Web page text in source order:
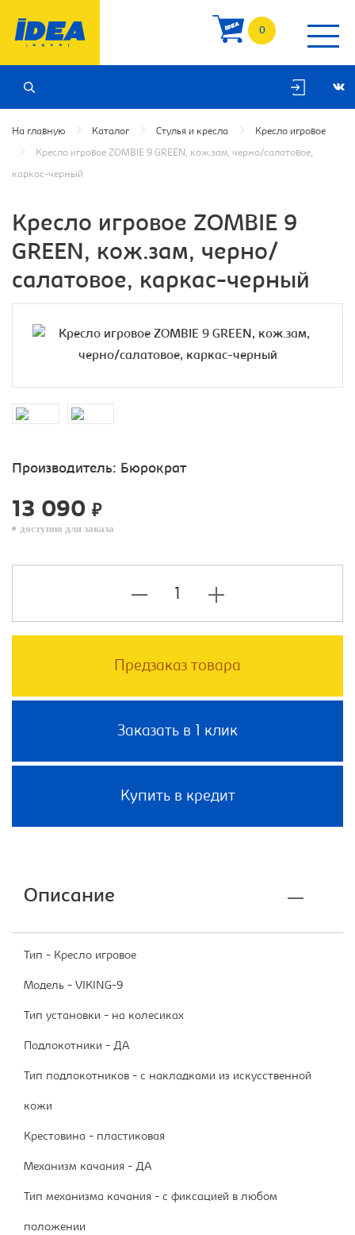
0
На главную Каталог Стулья и кресла Кресло игровое
Кресло игровое ZOMBIE 9 GREEN, кож.зам, черно/салатовое,
каркас-черный
Кресло игровое ZOMBIE 9
GREEN, кож.зам, черно/
салатовое, каркас-черный
Производитель: Бюрократ
13 090 ₽
доступно для заказа
Предзаказ товара
Заказать в 1 клик
Купить в кредит
Описание
Тип - Кресло игровое
Модель - VIKING-9
Тип установки - на колесиках
Подлокотники - ДА
Тип подлокотников - с накладками из искусственной
кожи
Крестовина - пластиковая
Механизм качания - ДА
Тип механизма качания - с фиксацией в любом
положении